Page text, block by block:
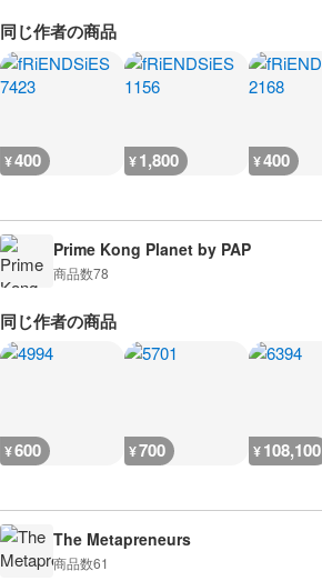
同じ作者の商品
¥400 ¥1,800 ¥400
Prime Kong Planet by PAP
商品数78
同じ作者の商品
¥600 ¥700 ¥108,100
The Metapreneurs
商品数61